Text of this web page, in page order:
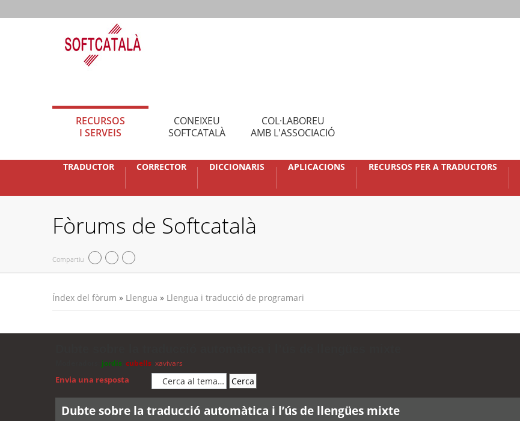
RECURSOS
I SERVEIS
CONEIXEU
SOFTCATALÀ
COL·LABOREU
AMB L'ASSOCIACIÓ
TRADUCTOR CORRECTOR DICCIONARIS APLICACIONS RECURSOS PER A TRADUCTORS
Fòrums de Softcatalà
Compartiu
Índex del fòrum » Llengua » Llengua i traducció de programari
jordis cubells xavivars
Envia una resposta
Dubte sobre la traducció automàtica i l’ús de llengües mixte